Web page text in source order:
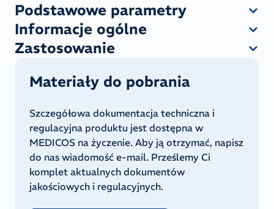
Podstawowe parametry
Informacje ogólne
Zastosowanie
Materiały do pobrania
Szczegółowa dokumentacja techniczna i
regulacyjna produktu jest dostępna w
MEDICOS na życzenie. Aby ją otrzymać, napisz
do nas wiadomość e-mail. Prześlemy Ci
komplet aktualnych dokumentów
jakościowych i regulacyjnych.